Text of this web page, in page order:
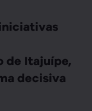
de Itajuípe,
decisiva